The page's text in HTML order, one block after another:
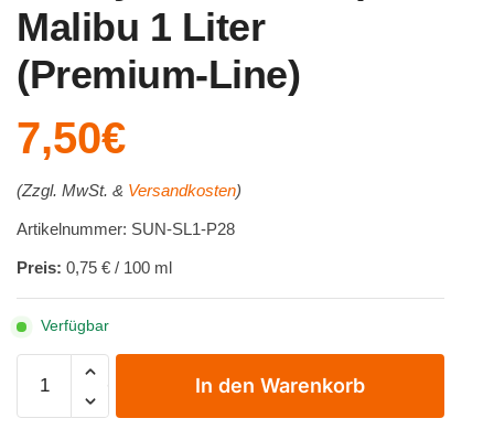
Malibu 1 Liter
(Premium-Line)
7,50€
(Zzgl. MwSt. & Versandkosten)
Artikelnummer: SUN-SL1-P28
Preis: 0,75 € / 100 ml
Verfügbar
SunnySlush®
Sirup
-
In den Warenkorb